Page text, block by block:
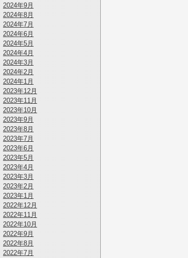
2024年9月
2024年8月
2024年7月
2024年6月
2024年5月
2024年4月
2024年3月
2024年2月
2024年1月
2023年12月
2023年11月
2023年10月
2023年9月
2023年8月
2023年7月
2023年6月
2023年5月
2023年4月
2023年3月
2023年2月
2023年1月
2022年12月
2022年11月
2022年10月
2022年9月
2022年8月
2022年7月